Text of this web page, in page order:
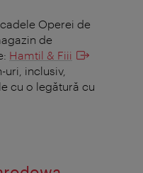
Operei de
de
Hamtil & Fiii
inclusiv,
cu o legătură cu